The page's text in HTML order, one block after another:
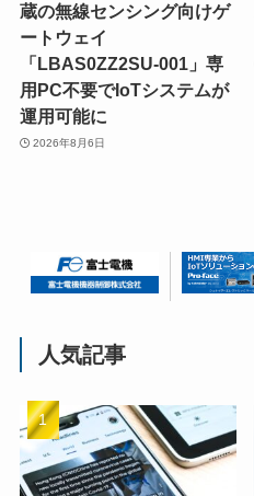
蔵の無線センシング向けゲ
ートウェイ
「LBAS0ZZ2SU-001」専
用PC不要でIoTシステムが
運用可能に
2026年8月6日
人気記事